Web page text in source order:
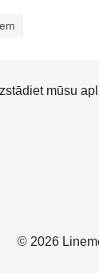
© 2026
mūsu